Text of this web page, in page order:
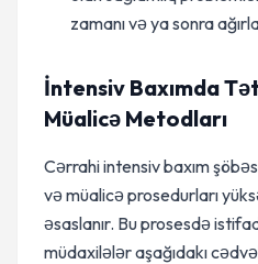
zamanı və ya sonra
İntensiv Baxımda
Müalicə Metodları
Cərrahi intensiv baxım
və müalicə prosedurları
əsaslanır. Bu prosesdə
müdaxilələr aşağıdakı